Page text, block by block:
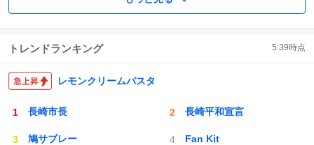
トレンドランキング 5:39時点
レモンクリームパスタ
長崎市長 長崎平和宣言
鳩サブレー Fan Kit